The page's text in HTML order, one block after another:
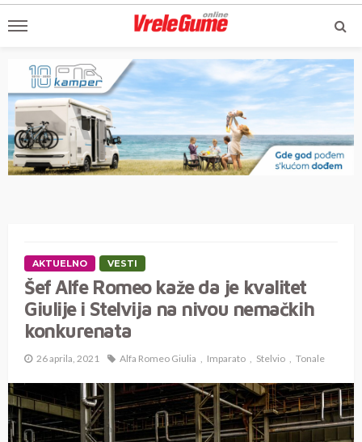
AKTUELNO VESTI
Šef Alfe Romeo kaže da je kvalitet
Giulije i Stelvija na nivou nemačkih
konkurenata
26 aprila, 2021 Alfa Romeo Giulia Imparato Stelvio Tonale